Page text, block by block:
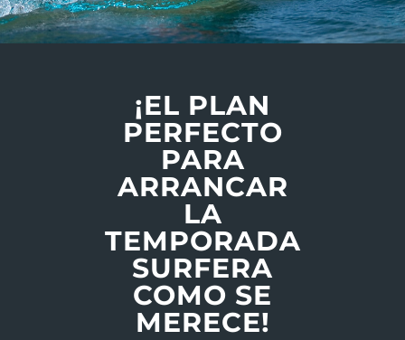
¡EL PLAN
PERFECTO
PARA
ARRANCAR
LA
TEMPORADA
SURFERA
COMO SE
MERECE!